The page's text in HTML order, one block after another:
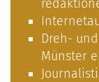
Dreh-
Münster